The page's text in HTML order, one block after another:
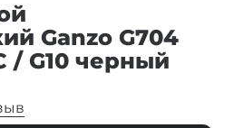
Ganzo G704
/ G10 черный